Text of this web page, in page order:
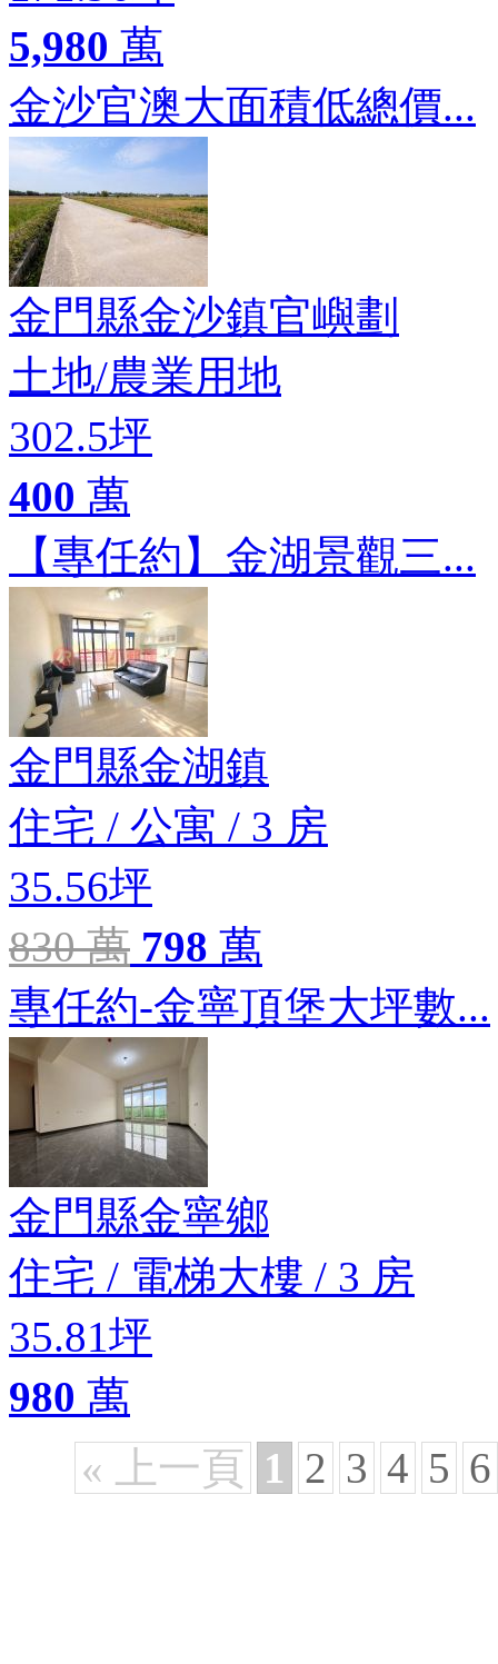
5,980 萬
金沙官澳大面積低總價...
金門縣金沙鎮官嶼劃
土地/農業用地
302.5坪
400 萬
【專任約】金湖景觀三...
金門縣金湖鎮
住宅 / 公寓 / 3 房
35.56坪
830 萬 798 萬
專任約-金寧頂堡大坪數...
金門縣金寧鄉
住宅 / 電梯大樓 / 3 房
35.81坪
980 萬
« 上一頁 1 2 3 4 5 6